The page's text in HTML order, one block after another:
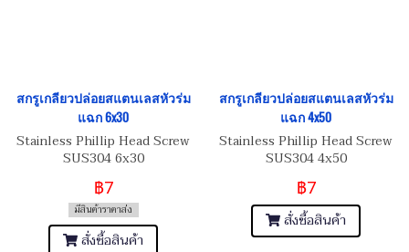
สกรูเกลียวปล่อยสแตนเลสหัวร่ม
แฉก 6x30
Stainless Phillip Head Screw
SUS304 6x30
฿7
มีสินค้าราคาส่ง
สั่งซื้อสินค้า
สกรูเกลียวปล่อยสแตนเลสหัวร่ม
แฉก 4x50
Stainless Phillip Head Screw
SUS304 4x50
฿7
สั่งซื้อสินค้า